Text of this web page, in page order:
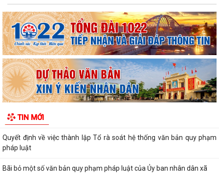
TIN MỚI
thị Kinh Bắc - CTCP thuê đất để...
Chương trình công tác tháng 7 năm 2026 của UBND xã Thượng Hồng
Thông báo về số lượng, tên gọi các thôn sau sắp xếp, tổ chức lại các
thôn trên địa bàn xã Thượng...
UBND xã Thượng Hồng ban hành quyết định về nội quy tiếp công dân
tại Trụ sở UBND xã
hộ kinh doanh tiêu biểu trên...
Quyết định về việc thành lập Tổ rà soát hệ thống văn bản quy phạm
pháp luật
Bãi bỏ một số văn bản quy phạm pháp luật của Ủy ban nhân dân xã